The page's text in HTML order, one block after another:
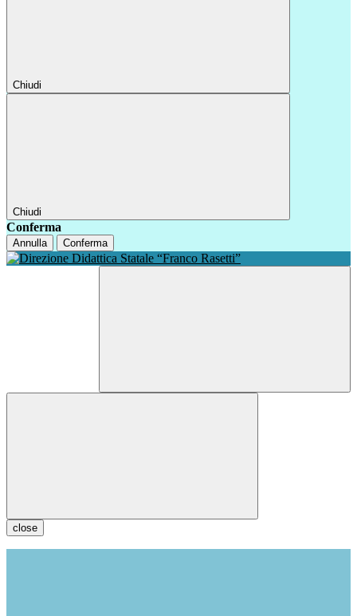
Chiudi
Chiudi
Conferma
Annulla Conferma
close